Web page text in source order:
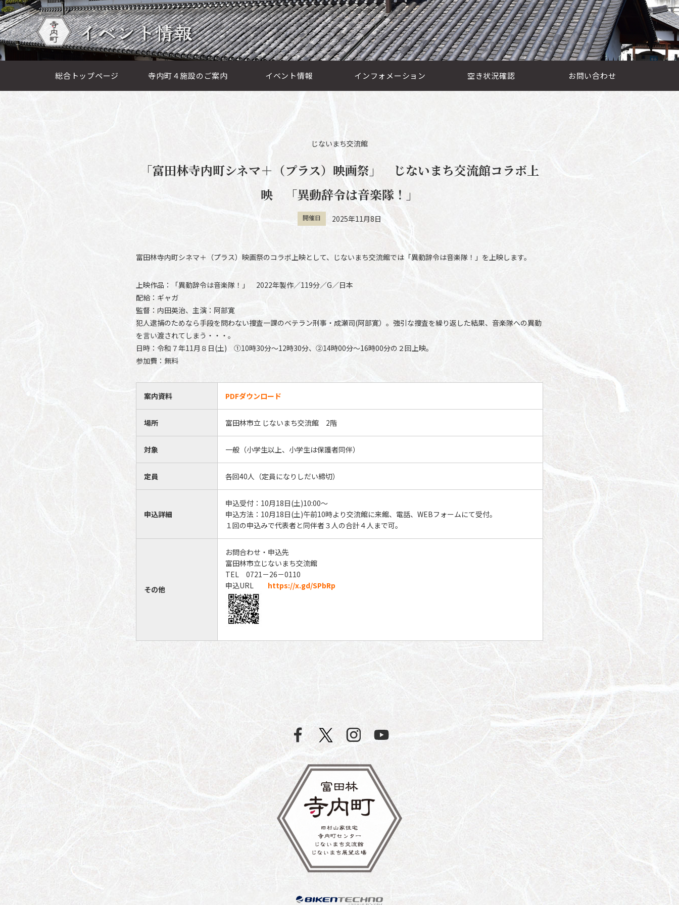
イベント情報
総合トップページ 寺内町４施設のご案内 イベント情報 インフォメーション 空き状況確認 お問い合わせ
じないまち交流館
「富田林寺内町シネマ＋（プラス）映画祭」 じないまち交流館コラボ上
映 「異動辞令は音楽隊！」
開催日 2025年11月8日
富田林寺内町シネマ＋（プラス）映画祭のコラボ上映として、じないまち交流館では「異動辞令は音楽隊！」を上映します。
上映作品：「異動辞令は音楽隊！」 2022年製作／119分／G／日本
配給：ギャガ
監督：内田英治、主演：阿部寛
犯人逮捕のためなら手段を問わない捜査一課のベテラン刑事・成瀬司(阿部寛）。強引な捜査を繰り返した結果、音楽隊への異動
を言い渡されてしまう・・・。
日時：令和７年11月８日(土) ①10時30分～12時30分、②14時00分～16時00分の２回上映。
参加費：無料
案内資料 PDFダウンロード
場所 富田林市立 じないまち交流館 2階
対象 一般（小学生以上、小学生は保護者同伴）
定員 各回40人（定員になりしだい締切）
申込詳細
申込受付：10月18日(土)10:00～
申込方法：10月18日(土)午前10時より交流館に来館、電話、WEBフォームにて受付。
１回の申込みで代表者と同伴者３人の合計４人まで可。
その他
お問合わせ・申込先
富田林市立じないまち交流館
TEL 0721－26－0110
申込URL https://x.gd/SPbRp